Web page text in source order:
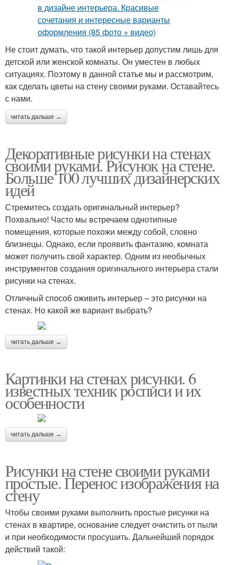
Не стоит думать, что такой интерьер допустим лишь для
детской или женской комнаты. Он уместен в любых
ситуациях. Поэтому в данной статье мы и рассмотрим,
как сделать цветы на стену своими руками. Оставайтесь
с нами.
читать дальше →
Декоративные рисунки на стенах
своими руками. Рисунок на стене.
Больше 100 лучших дизайнерских
идей
Стремитесь создать оригинальный интерьер?
Похвально! Часто мы встречаем однотипные
помещения, которые похожи между собой, словно
близнецы. Однако, если проявить фантазию, комната
может получить свой характер. Одним из необычных
инструментов создания оригинального интерьера стали
рисунки на стенах.
Отличный способ оживить интерьер – это рисунки на
стенах. Но какой же вариант выбрать?
читать дальше →
Картинки на стенах рисунки. 6
известных техник росписи и их
особенности
читать дальше →
Рисунки на стене своими руками
простые. Перенос изображения на
стену
Чтобы своими руками выполнить простые рисунки на
стенах в квартире, основание следует очистить от пыли
и при необходимости просушить. Дальнейший порядок
действий такой: